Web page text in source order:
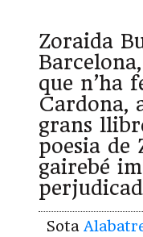
Zoraida
que n’ha
Cardona,
grans
poesia de
gairebé
Sota